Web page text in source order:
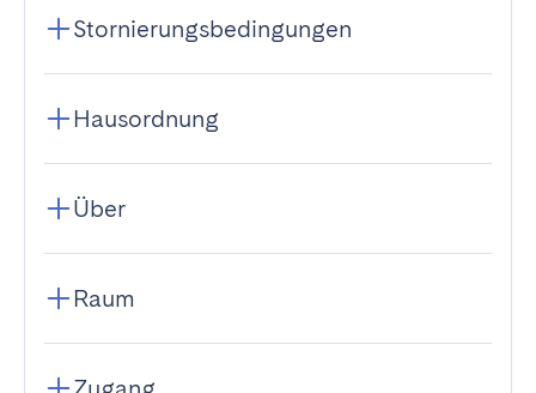
Stornierungsbedingungen
Hausordnung
Über
Raum